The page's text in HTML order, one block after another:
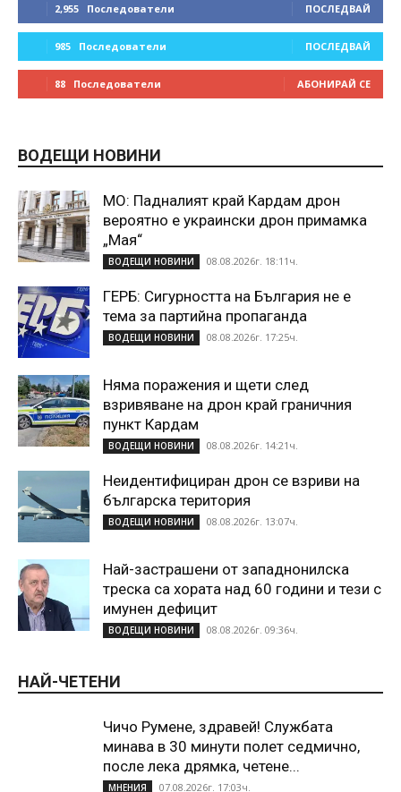
2,955 Последователи ПОСЛЕДВАЙ
985 Последователи ПОСЛЕДВАЙ
88 Последователи АБОНИРАЙ СЕ
ВОДЕЩИ НОВИНИ
МО: Падналият край Кардам дрон
вероятно е украински дрон примамка
„Мая“
ВОДЕЩИ НОВИНИ 08.08.2026г. 18:11ч.
ГЕРБ: Сигурността на България не е
тема за партийна пропаганда
ВОДЕЩИ НОВИНИ 08.08.2026г. 17:25ч.
Няма поражения и щети след
взривяване на дрон край граничния
пункт Кардам
ВОДЕЩИ НОВИНИ 08.08.2026г. 14:21ч.
Неидентифициран дрон се взриви на
българска територия
ВОДЕЩИ НОВИНИ 08.08.2026г. 13:07ч.
Най-застрашени от западнонилска
треска са хората над 60 години и тези с
имунен дефицит
ВОДЕЩИ НОВИНИ 08.08.2026г. 09:36ч.
НАЙ-ЧЕТЕНИ
Чичо Румене, здравей! Службата
минава в 30 минути полет седмично,
после лека дрямка, четене...
МНЕНИЯ 07.08.2026г. 17:03ч.